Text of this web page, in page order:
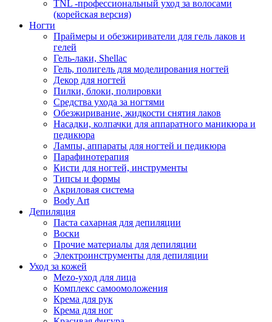
TNL -профессиональный уход за волосами
(корейская версия)
Ногти
Праймеры и обезжириватели для гель лаков и
гелей
Гель-лаки, Shellac
Гель, полигель для моделирования ногтей
Декор для ногтей
Пилки, блоки, полировки
Средства ухода за ногтями
Обезжиривание, жидкости снятия лаков
Насадки, колпачки для аппаратного маникюра и
педикюра
Лампы, аппараты для ногтей и педикюра
Парафинотерапия
Кисти для ногтей, инструменты
Типсы и формы
Акриловая система
Body Art
Депиляция
Паста сахарная для депиляции
Воски
Прочие материалы для депиляции
Электроинструменты для депиляции
Уход за кожей
Mezo-уход для лица
Комплекс самоомоложения
Крема для рук
Крема для ног